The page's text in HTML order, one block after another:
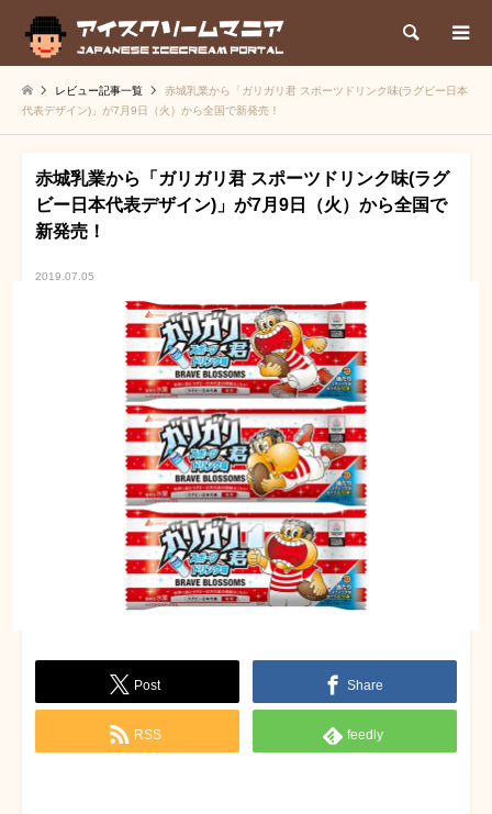
検索
レビュー記事一覧
赤城乳業から「ガリガリ君 スポーツドリンク味(ラグビー日本
代表デザイン)」が7月9日（火）から全国で新発売！
赤城乳業から「ガリガリ君 スポーツドリンク味(ラグ
ビー日本代表デザイン)」が7月9日（火）から全国で
新発売！
2019.07.05
Post Share
RSS feedly